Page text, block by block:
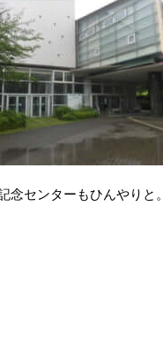
センターもひんやりと。